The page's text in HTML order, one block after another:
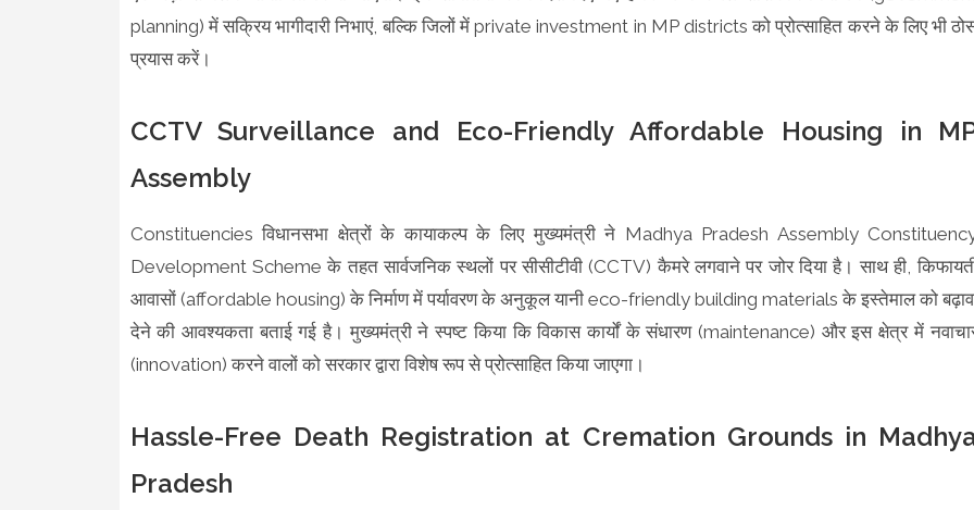
planning) में सक्रिय भागीदारी निभाएं, बल्कि जिलों में private investment in MP districts को प्रोत्साहित करने के लिए भी
प्रयास करें।
CCTV Surveillance and Eco-Friendly Affordable Housing in
Assembly
Constituencies विधानसभा क्षेत्रों के कायाकल्प के लिए मुख्यमंत्री ने Madhya Pradesh Assembly
Development Scheme के तहत सार्वजनिक स्थलों पर सीसीटीवी (CCTV) कैमरे लगवाने पर जोर दिया है। साथ ही,
आवासों (affordable housing) के निर्माण में पर्यावरण के अनुकूल यानी eco-friendly building materials के इस्तेमाल को
देने की आवश्यकता बताई गई है। मुख्यमंत्री ने स्पष्ट किया कि विकास कार्यों के संधारण (maintenance) और इस क्षेत्र में
(innovation) करने वालों को सरकार द्वारा विशेष रूप से प्रोत्साहित किया जाएगा।
Hassle-Free Death Registration at Cremation Grounds in
Pradesh